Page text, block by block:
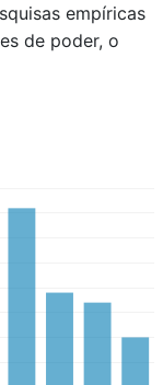
empíricas
de poder, o